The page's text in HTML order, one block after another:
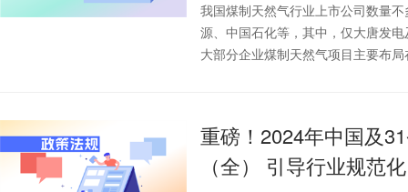
我国煤制天然气行业上市公司数量
源、中国石化等，其中，仅大唐发
大部分企业煤制天然气项目主要布
重磅！2024年中国及
（全） 引导行业规范